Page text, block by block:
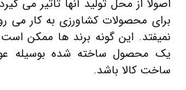
اصولاً از محل تولید آنها تاثیر می
برای محصولات کشاورزی به کار می
نمیفتد. این گونه برند ها ممکن
یک محصول ساخته شده بوسیله
ساخت کالا باشد.